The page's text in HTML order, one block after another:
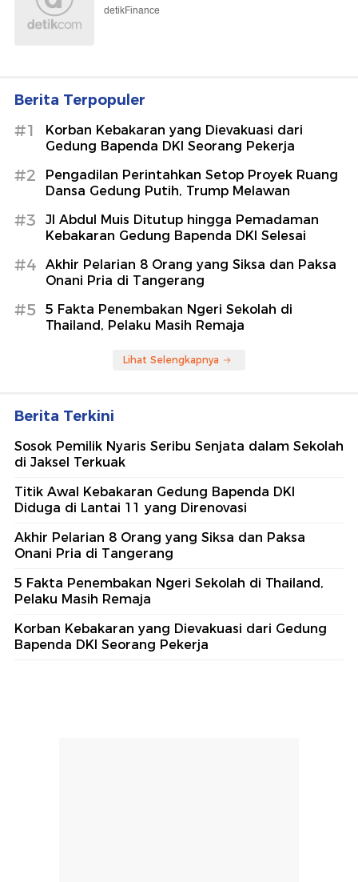
detikFinance
Berita Terpopuler
#1
Korban Kebakaran yang Dievakuasi dari
Gedung Bapenda DKI Seorang Pekerja
#2
Pengadilan Perintahkan Setop Proyek Ruang
Dansa Gedung Putih, Trump Melawan
#3
Jl Abdul Muis Ditutup hingga Pemadaman
Kebakaran Gedung Bapenda DKI Selesai
#4
Akhir Pelarian 8 Orang yang Siksa dan Paksa
Onani Pria di Tangerang
#5
5 Fakta Penembakan Ngeri Sekolah di
Thailand, Pelaku Masih Remaja
Lihat Selengkapnya
Berita Terkini
Sosok Pemilik Nyaris Seribu Senjata dalam Sekolah
di Jaksel Terkuak
Titik Awal Kebakaran Gedung Bapenda DKI
Diduga di Lantai 11 yang Direnovasi
Akhir Pelarian 8 Orang yang Siksa dan Paksa
Onani Pria di Tangerang
5 Fakta Penembakan Ngeri Sekolah di Thailand,
Pelaku Masih Remaja
Korban Kebakaran yang Dievakuasi dari Gedung
Bapenda DKI Seorang Pekerja